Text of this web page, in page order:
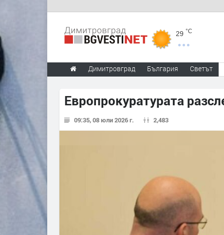
29 °C
Димитровград България Светът
Европрокуратурата
09:35, 08 юли 2026 г. 2,483